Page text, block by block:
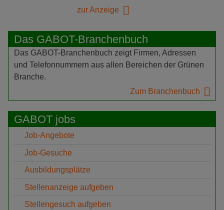
zur Anzeige
Das GABOT-Branchenbuch
Das GABOT-Branchenbuch zeigt Firmen, Adressen
und Telefonnummern aus allen Bereichen der Grünen
Branche.
Zum Branchenbuch
GABOT jobs
Job-Angebote
Job-Gesuche
Ausbildungsplätze
Stellenanzeige aufgeben
Stellengesuch aufgeben